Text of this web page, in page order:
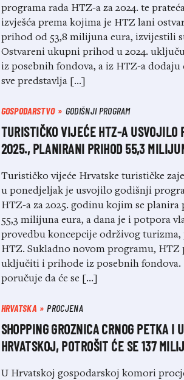
programa rada HTZ-a za 2024. te
izvješća prema kojima je HTZ lani
prihod od 53,8 milijuna eura, izvijestili
Ostvareni ukupni prihod u 2024.
iz posebnih fondova, a iz HTZ-a dodaju
sve predstavlja […]
GOSPODARSTVO GODIŠNJI PROGRAM
TURISTIČKO VIJEĆE HTZ-A USVOJILO
2025., PLANIRANI PRIHOD 55,3
Turističko vijeće Hrvatske turističke
u ponedjeljak je usvojilo godišnji
HTZ-a za 2025. godinu kojim se
55,3 milijuna eura, a dana je i potpora
provedbu koncepcije održivog
HTZ. Sukladno novom programu, HTZ
uključiti i prihode iz posebnih fondova.
poručuje da će se […]
HRVATSKA PROCJENA
SHOPPING GROZNICA CRNOG PETKA I U
HRVATSKOJ, POTROŠIT ĆE SE 137
U Hrvatskoj gospodarskoj komori